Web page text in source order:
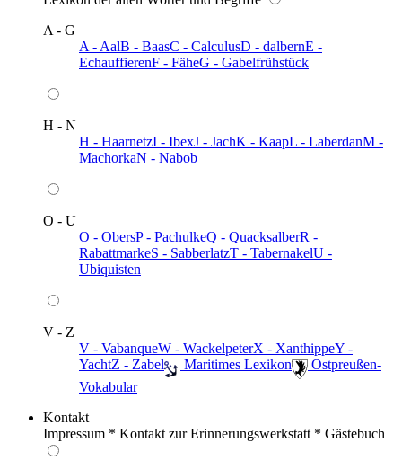
A - G
A - AalB - BaasC - CalculusD - dalbernE -
EchauffierenF - FäheG - Gabelfrühstück
H - N
H - HaarnetzI - IbexJ - JachK - KaapL - LaberdanM -
MachorkaN - Nabob
O - U
O - ObersP - PachulkeQ - QuacksalberR -
RabattmarkeS - SabberlatzT - TabernakelU -
Ubiquisten
V - Z
V - VabanqueW - WackelpeterX - XanthippeY -
YachtZ - Zabel ️ Maritimes Lexikon
️ Ostpreußen-
Vokabular
Kontakt
Impressum * Kontakt zur Erinnerungswerkstatt * Gästebuch